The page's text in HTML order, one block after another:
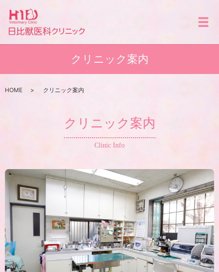
メ
クリニック案内
HOME クリニック案内
クリニック案内
Clinic Info